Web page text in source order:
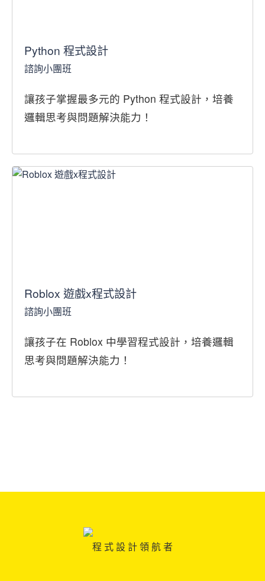
Python 程式設計
諮詢小團班
讓孩子掌握最多元的 Python 程式設計，培養
邏輯思考與問題解決能力！
Roblox 遊戲x程式設計
諮詢小團班
讓孩子在 Roblox 中學習程式設計，培養邏輯
思考與問題解決能力！
程 式 設 計 領 航 者